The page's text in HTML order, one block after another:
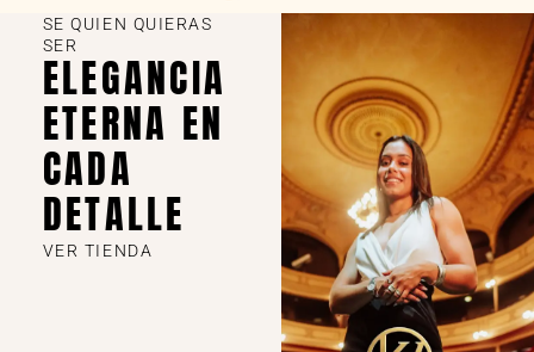
SE QUIEN QUIERAS
SER
ELEGANCIA
ETERNA EN
CADA
DETALLE
VER TIENDA